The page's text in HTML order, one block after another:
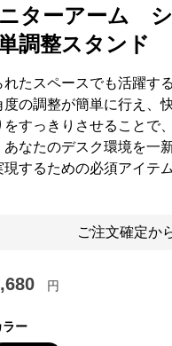
ターアーム
調整スタンド
れたスペースでも活躍す
度の調整が簡単に行え、
をすっきりさせることで
あなたのデスク環境を一
現するための必須アイテ
ご注文確定か
円
ラー